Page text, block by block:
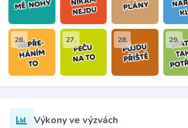
26. 27. 28. 29.
Výkony ve výzvách